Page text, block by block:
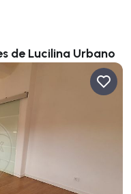
de Lucilina Urbano